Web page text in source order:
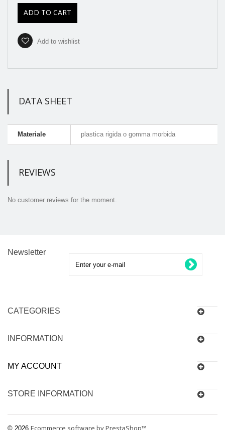
ADD TO CART
Add to wishlist
DATA SHEET
Materiale plastica rigida o gomma morbida
REVIEWS
No customer reviews for the moment.
Newsletter
CATEGORIES
INFORMATION
© 2026 Ecommerce software by PrestaShop™
MY ACCOUNT
STORE INFORMATION